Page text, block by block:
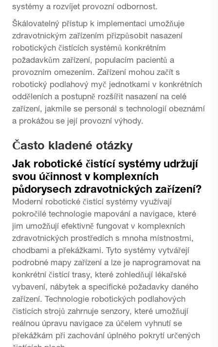
systémy a rozvíjet provozní odbornost.
Škálovatelný přístup k implementaci umožňuje
zdravotnickým zařízením přizpůsobit nasazení
robotických čistících systémů konkrétním
požadavkům zařízení, populacím pacientů a
provozním omezením. Zařízení mohou začít s
robotický podlahový myč jednotkami v konkrétních
odděleních a postupně rozšířit nasazení na celé
zařízení, jakmile se personál s technologií obeznámí
a prokážou se její provozní výhody.
Často kladené otázky
Jak robotické čistící systémy udržují
svou účinnost v komplexních
půdorysech zdravotnických zařízení?
Moderní robotické čistící systémy využívají
pokročilé technologie mapování a navigace, které
jim umožňují efektivně fungovat v komplexních
zdravotnických prostředích s mnoha místnostmi,
chodbami a překážkami. Tyto systémy vytvářejí
podrobné mapy zařízení a lze je naprogramovat na
konkrétní čistící trasy, které zohledňují lékařské
vybavení, nábytek a specifické požadavky daného
zařízení. Technologie robotických podlahových
čisticích strojů zahrnuje senzory, které umožňují
reálnou úpravu navigace za účelem vyhnutí se
překážkám při zachování úplného pokrytí určených